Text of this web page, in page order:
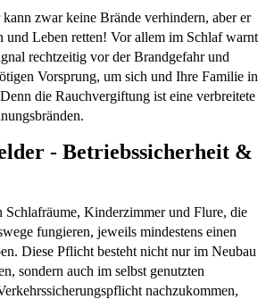
zwar keine Brände verhindern, aber er
und Leben retten! Vor allem im Schlaf warnt
rechtzeitig vor der Brandgefahr und
Vorsprung, um sich und Ihre Familie in
die Rauchvergiftung ist eine verbreitete
- Betriebssicherheit &
Schlafräume, Kinderzimmer und Flure, die
fungieren, jeweils mindestens einen
Diese Pflicht besteht nicht nur im Neubau
sondern auch im selbst genutzten
nachzukommen,